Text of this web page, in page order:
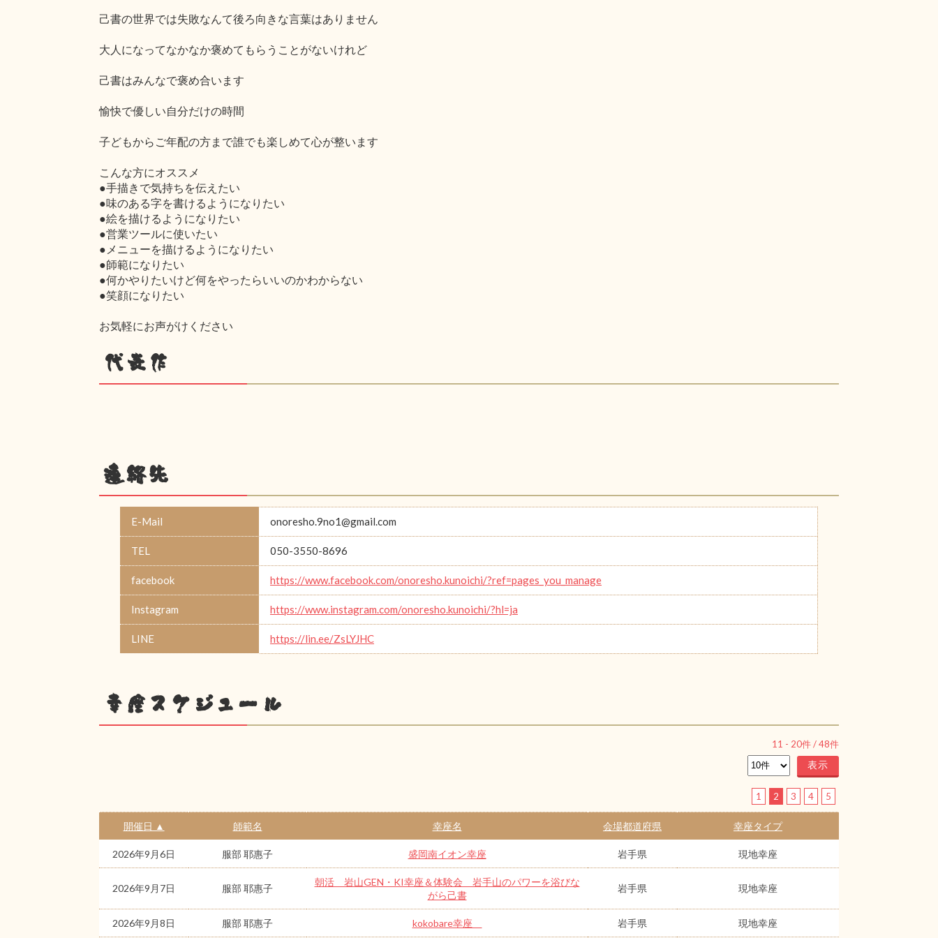
己書の世界では失敗なんて後ろ向きな言葉はありません
大人になってなかなか褒めてもらうことがないけれど
己書はみんなで褒め合います
愉快で優しい自分だけの時間
子どもからご年配の方まで誰でも楽しめて心が整います
こんな方にオススメ
●手描きで気持ちを伝えたい
●味のある字を書けるようになりたい
●絵を描けるようになりたい
●営業ツールに使いたい
●メニューを描けるようになりたい
●師範になりたい
●何かやりたいけど何をやったらいいのかわからない
●笑顔になりたい
お気軽にお声がけください
代表作
連絡先
E-Mail onoresho.9no1@gmail.com
TEL 050-3550-8696
facebook https://www.facebook.com/onoresho.kunoichi/?ref=pages_you_manage
Instagram https://www.instagram.com/onoresho.kunoichi/?hl=ja
LINE https://lin.ee/ZsLYJHC
幸座スケジュール
11 - 20件 /48件
1 2 3 4 5
開催日 ▲ 師範名 幸座名 会場都道府県 幸座タイプ
2026年9月6日 服部 耶惠子 盛岡南イオン幸座 岩手県 現地幸座
2026年9月7日 服部 耶惠子
朝活 岩山GEN・KI幸座＆体験会 岩手山のパワーを浴びな
がら己書
岩手県 現地幸座
2026年9月8日 服部 耶惠子 kokobare幸座 岩手県 現地幸座